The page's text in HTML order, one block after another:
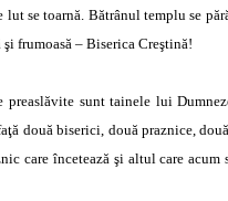
se toarnă. Bătrânul templu se
frumoasă – Biserica Creştină!
preaslăvite sunt tainele lui
două biserici, două praznice,
care încetează şi altul care